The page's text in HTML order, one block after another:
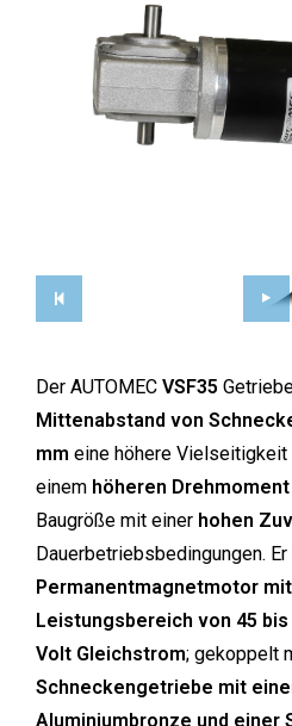
Der AUTOMEC VSF35
Mittenabstand von
mm eine höhere
einem höheren Drehmoment
Baugröße mit einer hohen
Dauerbetriebsbedingungen.
Permanentmagnetmotor
Leistungsbereich von 45
Volt Gleichstrom; gekoppelt
Schneckengetriebe mit
Aluminiumbronze und einer